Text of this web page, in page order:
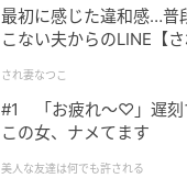
最初に感じた違和感…普
こない夫からのLINE【さ
され妻なつこ
#1 「お疲れ〜♡」遅刻
この女、ナメてます
美人な友達は何でも許される